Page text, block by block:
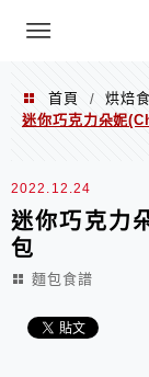
menu
首頁 / 烘焙
迷你巧克力朵妮
2022.12.24
迷你巧克力
包
麵包食譜